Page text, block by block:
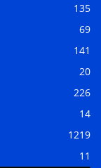
135
69
141
20
226
14
1219
11